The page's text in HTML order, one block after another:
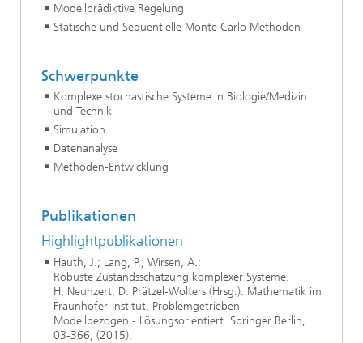
Modellprädiktive Regelung
Statische und Sequentielle Monte Carlo Methoden
Schwerpunkte
Komplexe stochastische Systeme in Biologie/Medizin
und Technik
Simulation
Datenanalyse
Methoden-Entwicklung
Publikationen
Highlightpublikationen
Hauth, J.; Lang, P.; Wirsen, A.:
Robuste Zustandsschätzung komplexer Systeme.
H. Neunzert, D. Prätzel-Wolters (Hrsg.): Mathematik im
Fraunhofer-Institut, Problemgetrieben -
Modellbezogen - Lösungsorientiert. Springer Berlin,
03-366, (2015).